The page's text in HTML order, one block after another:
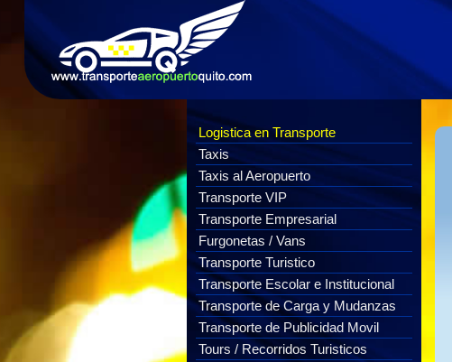
Logistica en Transporte
Taxis
Taxis al Aeropuerto
Transporte VIP
Transporte Empresarial
Furgonetas / Vans
Transporte Turistico
Transporte Escolar e Institucional
Transporte de Carga y Mudanzas
Transporte de Publicidad Movil
Tours / Recorridos Turisticos